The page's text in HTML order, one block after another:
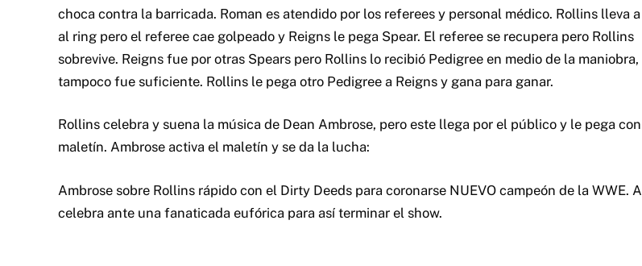
choca contra la barricada. Roman es atendido por los referees y personal médico. Rollins lleva
al ring pero el referee cae golpeado y Reigns le pega Spear. El referee se recupera pero Rollins
sobrevive. Reigns fue por otras Spears pero Rollins lo recibió Pedigree en medio de la maniobra,
tampoco fue suficiente. Rollins le pega otro Pedigree a Reigns y gana para ganar.
Rollins celebra y suena la música de Dean Ambrose, pero este llega por el público y le pega
maletín. Ambrose activa el maletín y se da la lucha:
Ambrose sobre Rollins rápido con el Dirty Deeds para coronarse NUEVO campeón de la WWE.
celebra ante una fanaticada eufórica para así terminar el show.